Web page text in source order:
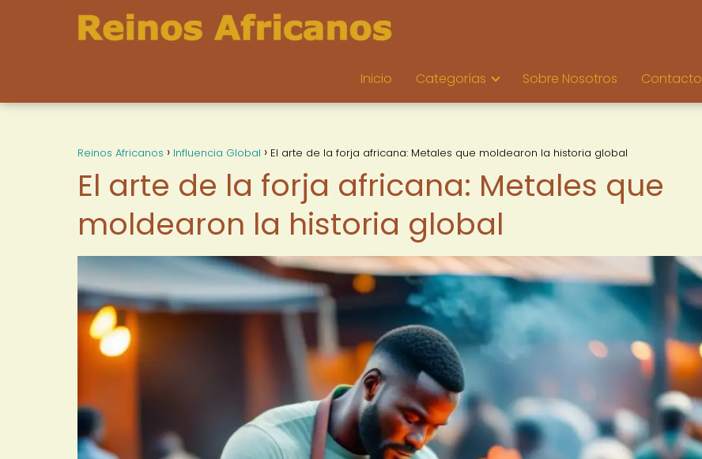
Inicio Categorías Sobre Nosotros Contacto
Reinos Africanos Influencia Global El arte de la forja africana: Metales que moldearon la historia global
El arte de la forja africana: Metales que
moldearon la historia global